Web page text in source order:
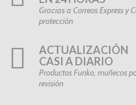
Gracias a Correos Express y
protección
ACTUALIZACIÓN
CASI A DIARIO
Productos Funko, muñecos
revisión